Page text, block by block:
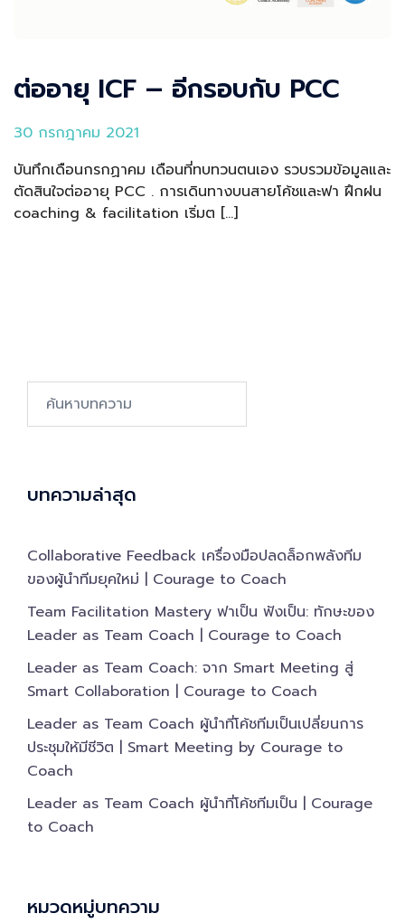
ต่ออายุ ICF – อีกรอบกับ PCC
30 กรกฎาคม 2021
บันทึกเดือนกรกฏาคม เดือนที่ทบทวนตนเอง รวบรวมข้อมูลและ
ตัดสินใจต่ออายุ PCC . การเดินทางบนสายโค้ชและฟา ฝึกฝน
coaching & facilitation เริ่มต […]
Search…
บทความล่าสุด
Collaborative Feedback เครื่องมือปลดล็อกพลังทีม
ของผู้นำทีมยุคใหม่ | Courage to Coach
Team Facilitation Mastery ฟาเป็น ฟังเป็น: ทักษะของ
Leader as Team Coach | Courage to Coach
Leader as Team Coach: จาก Smart Meeting สู่
Smart Collaboration | Courage to Coach
Leader as Team Coach ผู้นำที่โค้ชทีมเป็นเปลี่ยนการ
ประชุมให้มีชีวิต | Smart Meeting by Courage to
Coach
Leader as Team Coach ผู้นำที่โค้ชทีมเป็น | Courage
to Coach
หมวดหมู่บทความ